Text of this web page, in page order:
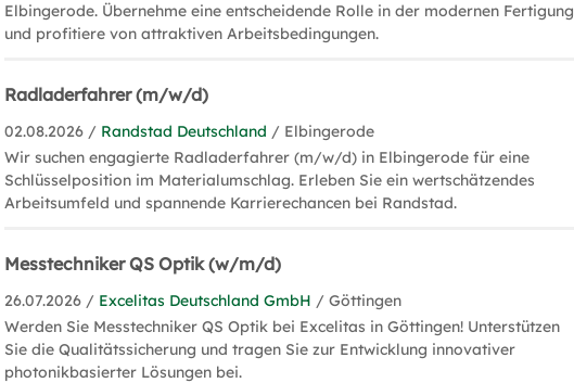
Elbingerode. Übernehme eine entscheidende Rolle in der modernen Fertigung
und profitiere von attraktiven Arbeitsbedingungen.
Radladerfahrer (m/w/d)
02.08.2026 / Randstad Deutschland / Elbingerode
Wir suchen engagierte Radladerfahrer (m/w/d) in Elbingerode für eine
Schlüsselposition im Materialumschlag. Erleben Sie ein wertschätzendes
Arbeitsumfeld und spannende Karrierechancen bei Randstad.
Messtechniker QS Optik (w/m/d)
26.07.2026 / Excelitas Deutschland GmbH / Göttingen
Werden Sie Messtechniker QS Optik bei Excelitas in Göttingen! Unterstützen
Sie die Qualitätssicherung und tragen Sie zur Entwicklung innovativer
photonikbasierter Lösungen bei.